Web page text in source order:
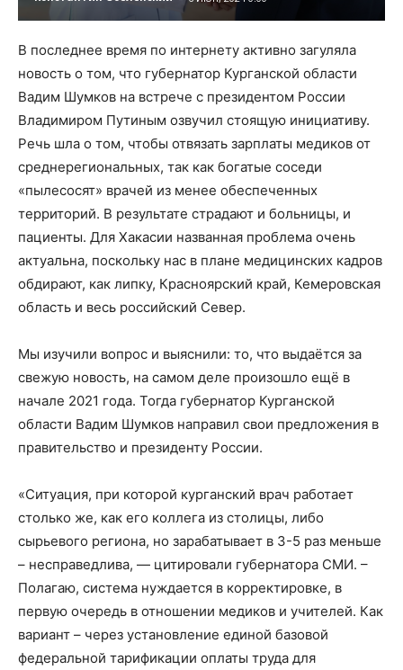
В последнее время по интернету активно загуляла
новость о том, что губернатор Курганской области
Вадим Шумков на встрече с президентом России
Владимиром Путиным озвучил стоящую инициативу.
Речь шла о том, чтобы отвязать зарплаты медиков от
среднерегиональных, так как богатые соседи
«пылесосят» врачей из менее обеспеченных
территорий. В результате страдают и больницы, и
пациенты. Для Хакасии названная проблема очень
актуальна, поскольку нас в плане медицинских кадров
обдирают, как липку, Красноярский край, Кемеровская
область и весь российский Север.
Мы изучили вопрос и выяснили: то, что выдаётся за
свежую новость, на самом деле произошло ещё в
начале 2021 года. Тогда губернатор Курганской
области Вадим Шумков направил свои предложения в
правительство и президенту России.
«Ситуация, при которой курганский врач работает
столько же, как его коллега из столицы, либо
сырьевого региона, но зарабатывает в 3-5 раз меньше
– несправедлива, — цитировали губернатора СМИ. –
Полагаю, система нуждается в корректировке, в
первую очередь в отношении медиков и учителей. Как
вариант – через установление единой базовой
федеральной тарификации оплаты труда для